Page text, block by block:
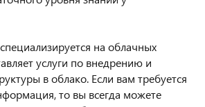
на облачных
услуги по внедрению и
в облако. Если вам требуется
то вы всегда можете